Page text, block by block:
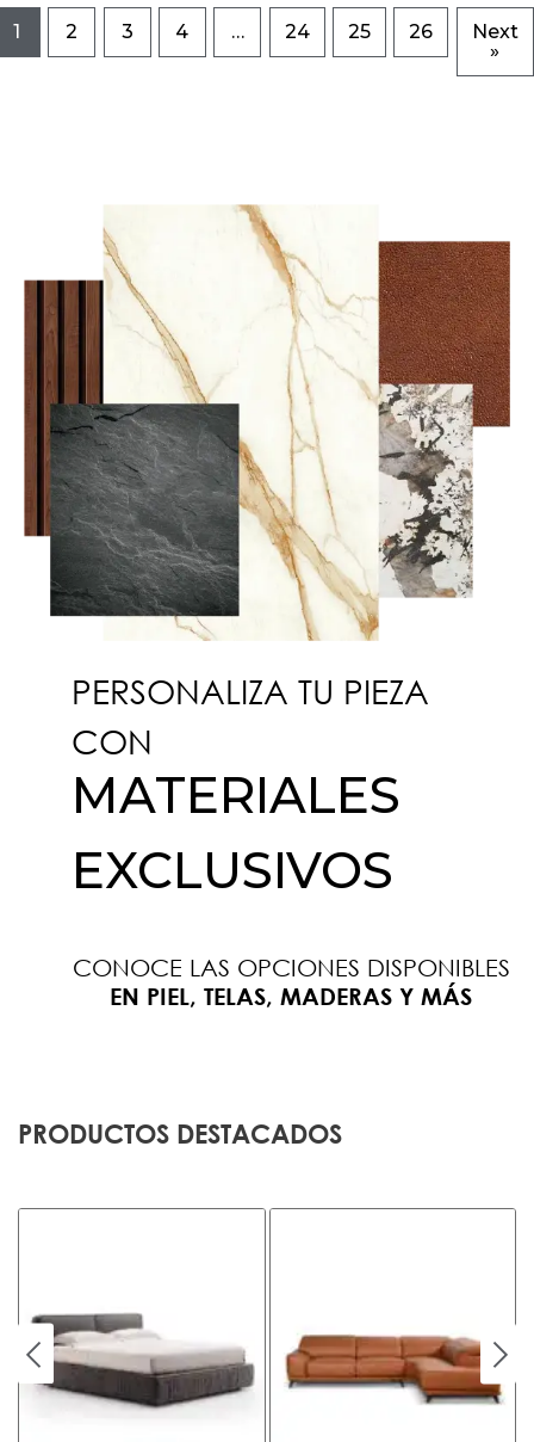
1 2 3 4 … 24 25 26
Next
»
PERSONALIZA TU PIEZA
CON
MATERIALES
EXCLUSIVOS
CONOCE LAS OPCIONES DISPONIBLES
EN PIEL, TELAS, MADERAS Y MÁS
PRODUCTOS DESTACADOS